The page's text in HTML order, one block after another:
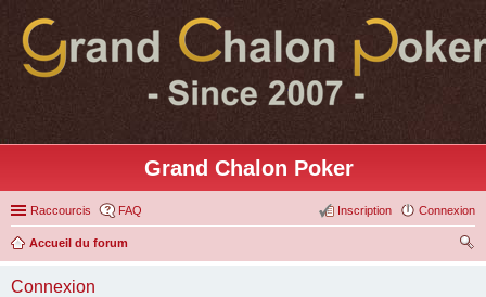
Grand Chalon Poker
Raccourcis FAQ Connexion
Inscription
Accueil du forum
Connexion